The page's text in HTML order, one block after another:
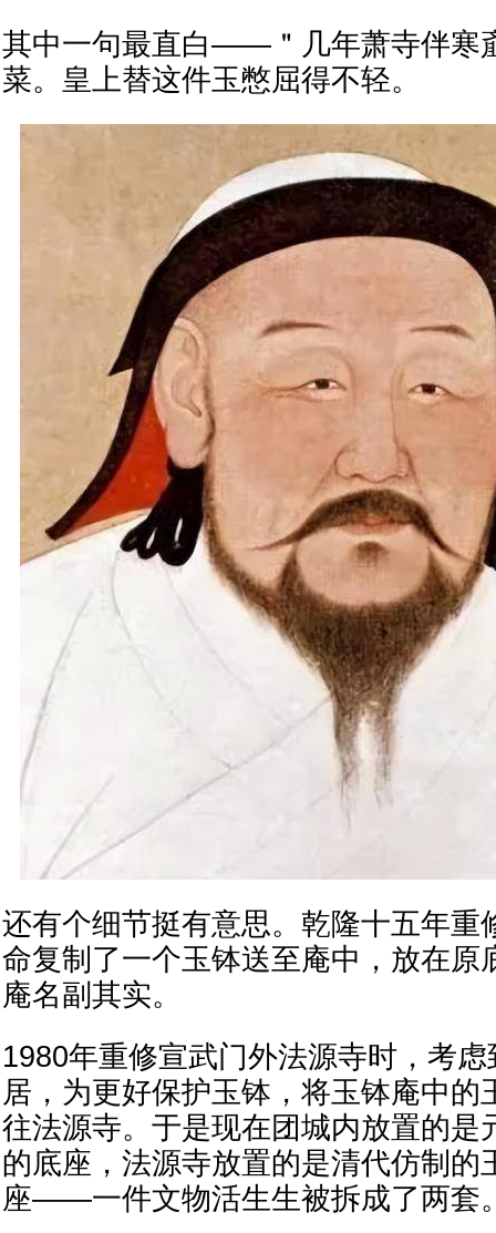
其中一句最直白——＂几年萧寺伴寒
菜。皇上替这件玉憋屈得不轻。
还有个细节挺有意思。乾隆十五年重
命复制了一个玉钵送至庵中，放在原
庵名副其实。
1980年重修宣武门外法源寺时，考
居，为更好保护玉钵，将玉钵庵中的
往法源寺。于是现在团城内放置的是
的底座，法源寺放置的是清代仿制的
座——一件文物活生生被拆成了两套